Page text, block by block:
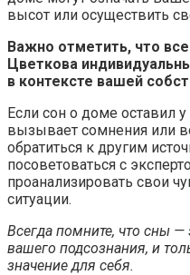
высот или осуществить
Важно отметить, что
Цветкова
в контексте вашей
Если сон о доме оставил
вызывает сомнения или
обратиться к другим
посоветоваться с
проанализировать свои
ситуации.
Всегда помните, что сны —
вашего подсознания, и
значение для себя.